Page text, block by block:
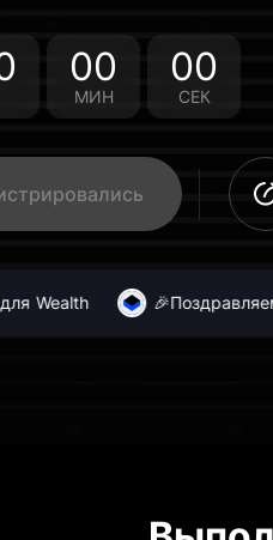
00
МИН
00
СЕК
Wealth 🎉Поздравляем